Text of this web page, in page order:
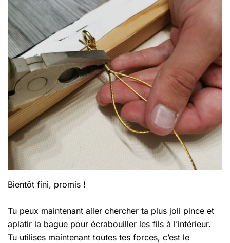
Bientôt fini, promis !
Tu peux maintenant aller chercher ta plus joli pince et
aplatir la bague pour écrabouiller les fils à l’intérieur.
Tu utilises maintenant toutes tes forces, c’est le